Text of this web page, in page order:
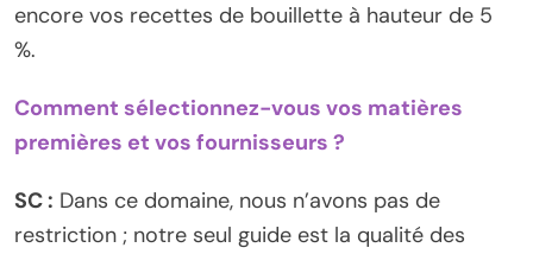
encore vos recettes de bouillette à hauteur de 5
%.
Comment sélectionnez-vous vos matières
premières et vos fournisseurs ?
SC : Dans ce domaine, nous n’avons pas de
restriction ; notre seul guide est la qualité des